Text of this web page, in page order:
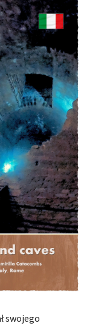
swojego